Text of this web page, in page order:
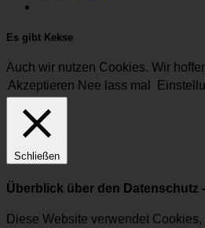
Es gibt Kekse
Auch wir nutzen Cookies. Wir
Akzeptieren Nee lass mal
Schließen
Überblick über den Datenschutz
Diese Website verwendet